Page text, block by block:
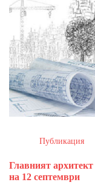
Публикация
Главният
на 12 септември